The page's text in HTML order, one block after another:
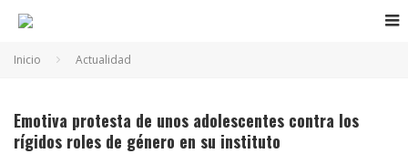
Inicio Actualidad
Emotiva protesta de unos adolescentes contra los
rígidos roles de género en su instituto